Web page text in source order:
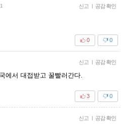
신고 | 공감 확인
0
0
신고 | 공감 확인
에서 대접받고 꿀빨러간다.
0
3
신고 | 공감 확인